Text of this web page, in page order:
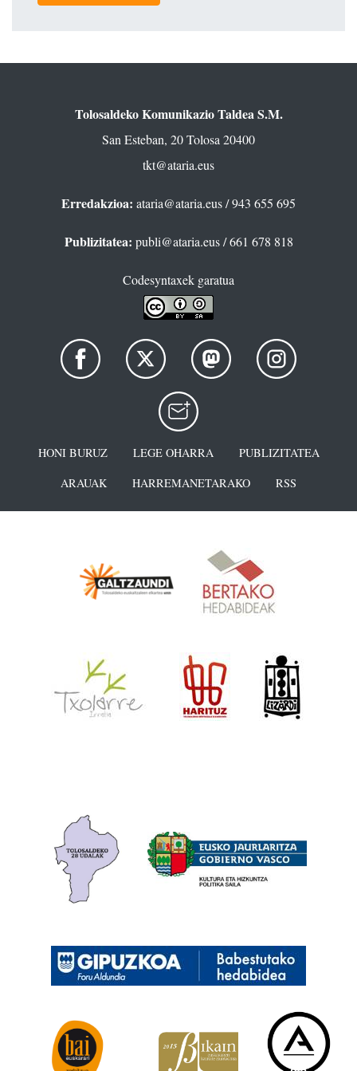
Tolosaldeko Komunikazio Taldea S.M.
San Esteban, 20 Tolosa 20400
tkt@ataria.eus
Erredakzioa: ataria@ataria.eus/ 943 655 695
Publizitatea: publi@ataria.eus/ 661 678 818
Codesyntaxek garatua
HONI BURUZ LEGE OHARRA
PUBLIZITATEA
ARAUAK
HARREMANETARAKO RSS